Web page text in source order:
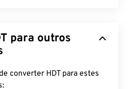
para outros
converter HDT para estes